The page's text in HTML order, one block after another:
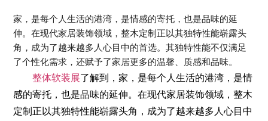
家，是每个人生活的港湾，是情感的寄托，也是品味的延
伸。在现代家居装饰领域，整木定制正以其独特性能崭露头
角，成为了越来越多人心目中的首选。其独特性能不仅满足
了个性化需求，还赋予了家居更多的温馨、质感和品味。
整体软装展了解到，家，是每个人生活的港湾，是情
感的寄托，也是品味的延伸。在现代家居装饰领域，整木
定制正以其独特性能崭露头角，成为了越来越多人心目中